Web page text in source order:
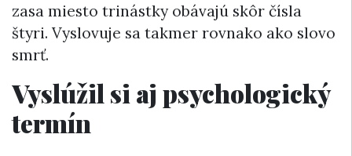
zasa miesto trinástky obávajú skôr čísla
štyri. Vyslovuje sa takmer rovnako ako slovo
smrť.
Vyslúžil si aj psychologický
termín